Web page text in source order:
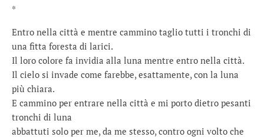
*
Entro nella città e mentre cammino taglio tutti i tronchi di
una fitta foresta di larici.
Il loro colore fa invidia alla luna mentre entro nella città.
Il cielo si invade come farebbe, esattamente, con la luna
più chiara.
E cammino per entrare nella città e mi porto dietro pesanti
tronchi di luna
abbattuti solo per me, da me stesso, contro ogni volto che